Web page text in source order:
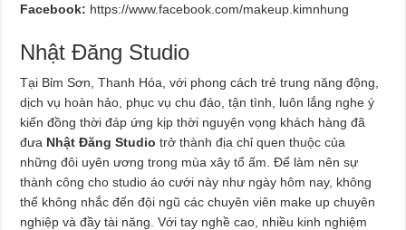
Facebook: https://www.facebook.com/makeup.kimnhung
Nhật Đăng Studio
Tại Bỉm Sơn, Thanh Hóa, với phong cách trẻ trung năng động,
dịch vụ hoàn hảo, phục vụ chu đáo, tận tình, luôn lắng nghe ý
kiến đồng thời đáp ứng kịp thời nguyện vọng khách hàng đã
đưa Nhật Đăng Studio trở thành địa chỉ quen thuộc của
những đôi uyên ương trong mùa xây tổ ấm. Để làm nên sự
thành công cho studio áo cưới này như ngày hôm nay, không
thể không nhắc đến đội ngũ các chuyên viên make up chuyên
nghiệp và đầy tài năng. Với tay nghề cao, nhiều kinh nghiệm